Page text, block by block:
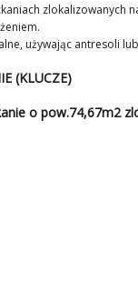
zlokalizowanych
używając antresoli
(KLUCZE)
o pow.74,67m2